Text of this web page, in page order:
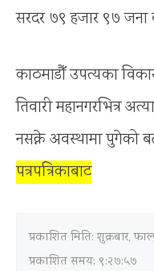
सरदर ७९ हजार ९७ जना
काठमाडौँ उपत्यका
तिवारी महानगरभित्र
नसक्ने अवस्थामा पुगेको
पत्रपत्रिकाबाट
प्रकाशित मिति:शुक्रबार,
प्रकाशित समय: ९:२७:५७